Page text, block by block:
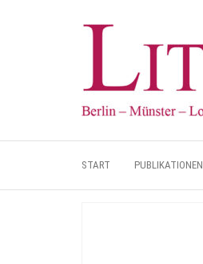
START PUBLIKATIONEN